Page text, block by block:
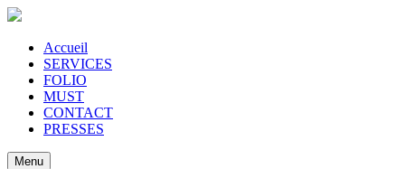
Accueil
SERVICES
FOLIO
MUST
CONTACT
PRESSES
Menu